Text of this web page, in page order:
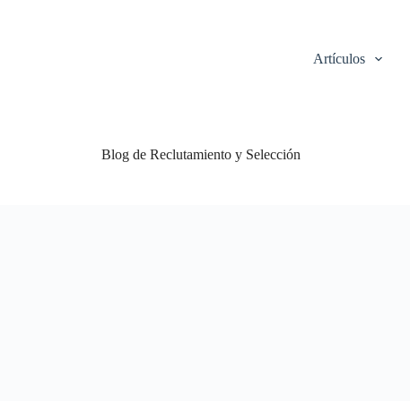
Artículos
Blog de Reclutamiento y Selección